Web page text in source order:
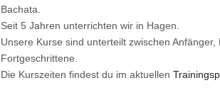
Bachata.
Seit 5 Jahren unterrichten wir in Hagen.
Unsere Kurse sind unterteilt zwischen Anfänger,
Fortgeschrittene.
Die Kurszeiten findest du im aktuellen